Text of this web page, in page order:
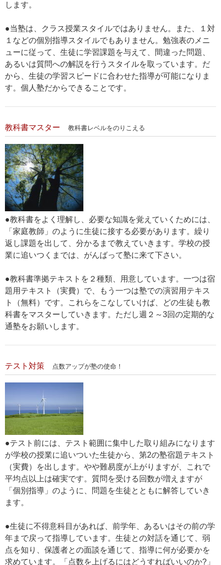
します。
●当塾は、クラス授業スタイルではありません。また、１対
１などの個別指導スタイルでもありません。勉強表のメニ
ューに従って、生徒に学習課題を与えて、間違った問題、
あるいは質問への解説を行うスタイルを取っています。だ
から、生徒の学習スピードに合わせた指導が可能になりま
す。個人塾だからできることです。
教科書マスター 教科書レベルをのりこえる
●教科書をよく理解し、必要な知識を覚えていくためには、
「家庭教師」のように生徒に接する必要があります。繰り
返し課題を出して、分かるまで教えていきます。学校の授
業に追いつくまでは、がんばって塾に来て下さい。
●教科書準拠テキストを２種類、用意しています。一つは宿
題用テキスト（実費）で、もう一つは塾での演習用テキス
ト（無料）です。これらをこなしていけば、どの生徒も教
科書をマスターしていきます。ただし週２～3回の定期的な
通塾をお願いします。
テスト対策 点数アップが塾の使命！
●テスト前には、テスト範囲に集中した取り組みになります
が学校の授業に追いついた生徒から、第2の塾宿題テキスト
（実費）を出します。やや難易度が上がりますが、これで
平均点以上は確実です。質問を受ける回数が増えますが
「個別指導」のように、問題を生徒とともに解答していき
ます。
●生徒に不得意科目があれば、前学年、あるいはその前の学
年まで戻って指導しています。生徒との対話を通じて、弱
点を知り、保護者との面談を通じて、指導に何が必要かを
求めています。「点数を上げるにはどうすればいいのか?」